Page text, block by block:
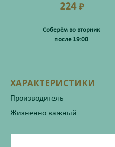
224 ₽
Соберём во вторник
после 19:00
ХАРАКТЕРИСТИКИ
Производитель
Жизненно важный